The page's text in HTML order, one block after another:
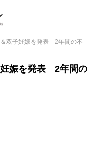
＆双子妊娠を発表 2年間の不
妊娠を発表 2年間の